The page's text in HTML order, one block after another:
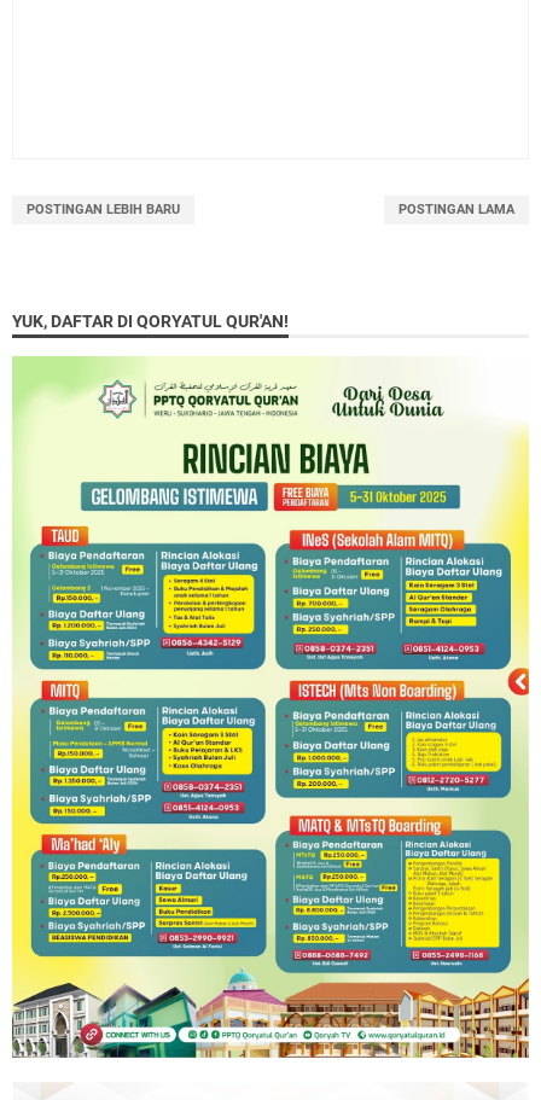
POSTINGAN LEBIH BARU POSTINGAN LAMA
YUK, DAFTAR DI QORYATUL QUR'AN!